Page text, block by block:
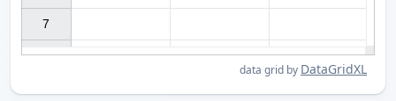
7
data grid by DataGridXL